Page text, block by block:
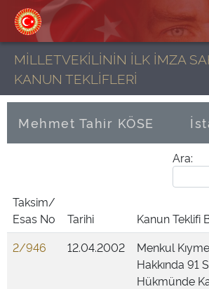
MİLLETVEKİLİNİN İLK İMZA
KANUN TEKLİFLERİ
Mehmet Tahir KÖSE
Ara:
Taksim/
Esas No
Tarihi
Kanun Teklifi
2/946
12.04.2002
Menkul
Hakkında 91
Hükmünde